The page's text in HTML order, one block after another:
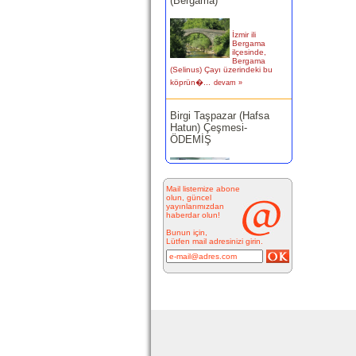
ilçesinde,
Bergama
(Selinus) Çayı üzerindeki bu
köprün�... devam »
Birgi Taşpazar (Hafsa
Hatun) Çeşmesi-
ÖDEMİŞ
Taşpazar semti 253 ada 4
parselde... devam »
Kitabesiz Çeşmeler 4-
ÇEŞME
Mail listemize abone
olun, güncel
yayınlarımızdan
haberdar olun!
Bunun için,
Lütfen mail adresinizi girin.